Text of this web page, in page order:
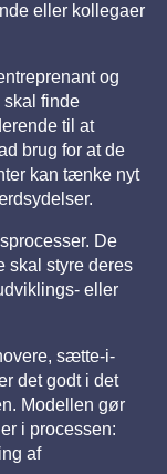
eller kollegaer
og
skal finde
til at
brug for at de
kan tænke nyt
De
skal styre deres
eller
sætte-i-
det godt i det
Modellen gør
i processen:
af